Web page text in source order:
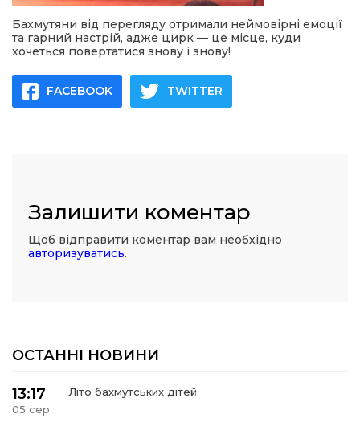
Бахмутяни від перегляду отримали неймовірні емоції
та гарний настрій, адже цирк — це місце, куди
хочеться повертатися знову і знову!
FACEBOOK TWITTER
Залишити коментар
Щоб відправити коментар вам необхідно
авторизуватись.
ОСТАННІ НОВИНИ
13:17
05 сер
Літо бахмутських дітей